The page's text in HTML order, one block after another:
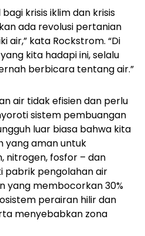
krisis iklim dan krisis
ada revolusi pertanian
air,” kata Rockstrom. “Di
kita hadapi ini, selalu
berbicara tentang air.”
air tidak efisien dan perlu
sistem pembuangan
luar biasa bahwa kita
yang aman untuk
nitrogen, fosfor – dan
pabrik pengolahan air
yang membocorkan 30%
perairan hilir dan
menyebabkan zona